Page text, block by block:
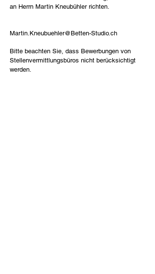
an Herrn Martin Kneubühler richten.
Martin.Kneubuehler@Betten-Studio.ch
Bitte beachten Sie, dass Bewerbungen von
Stellenvermittlungsbüros nicht berücksichtigt
werden.